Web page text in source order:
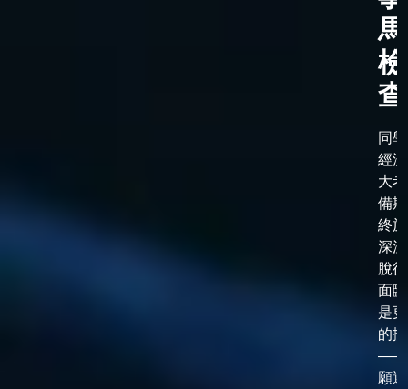
檢
同
經
大
備
終
深
脫
面
是
的
——
願選